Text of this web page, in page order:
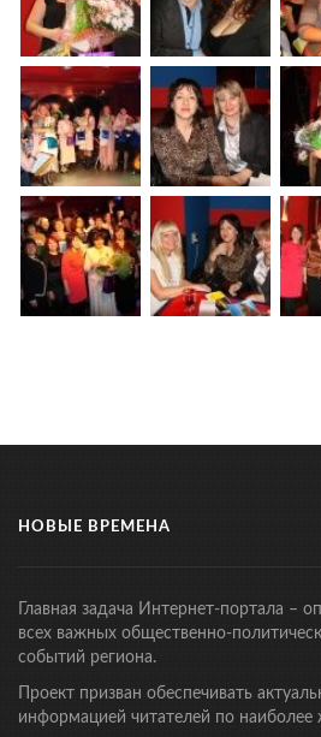
НОВЫЕ ВРЕМЕНА
Главная задача Интернет-портала –
всех важных общественно-
событий региона.
Проект призван обеспечивать
информацией читателей по